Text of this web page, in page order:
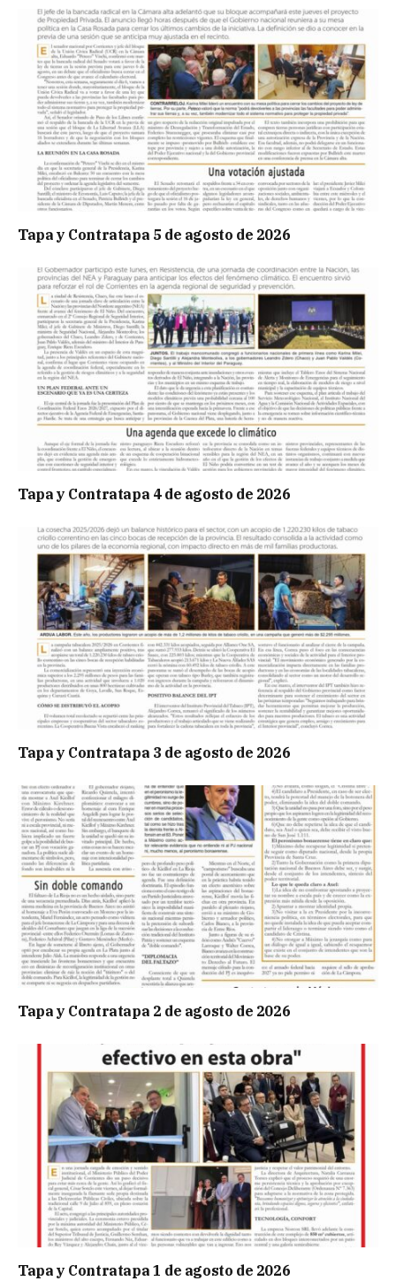
Tapa y Contratapa 5 de agosto de 2026
Tapa y Contratapa 4 de agosto de 2026
Tapa y Contratapa 3 de agosto de 2026
Tapa y Contratapa 2 de agosto de 2026
Tapa y Contratapa 1 de agosto de 2026